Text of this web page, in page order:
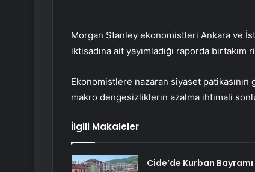
Morgan Stanley ekonomistleri Ankara ve
iktisadına ait yayımladığı raporda
Ekonomistlere nazaran siyaset
makro dengesizliklerin azalma ihtimali
İlgili Makaleler
Cide’de Kurban Bayramı